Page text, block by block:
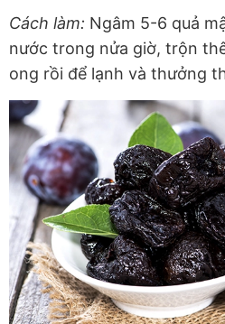
Cách làm: Ngâm 5-6 quả
nước trong nửa giờ, trộn
ong rồi để lạnh và thưởng